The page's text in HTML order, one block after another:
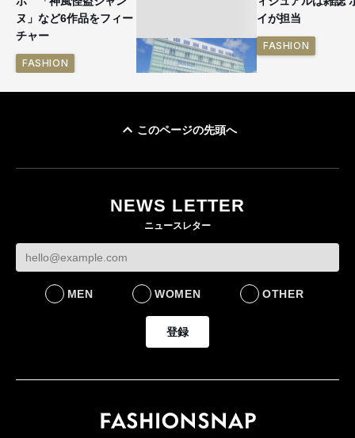
ヌ」など6作品をフィー
チャー
FASHION
FASHION
イが担当
FASHION
このページの先頭へ
NEWS LETTER
ニュースレター
MEN WOMEN OTHER
登録